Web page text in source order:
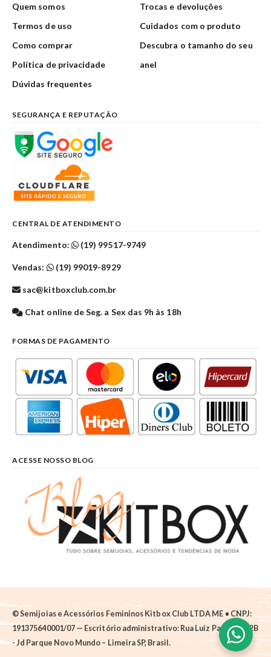
Quem somos
Termos de uso
Como comprar
Política de privacidade
Dúvidas frequentes
Trocas e devoluções
Cuidados com o produto
Descubra o tamanho do seu
anel
SEGURANÇA E REPUTAÇÃO
CENTRAL DE ATENDIMENTO
Atendimento: (19) 99517-9749
Vendas: (19) 99019-8929
sac@kitboxclub.com.br
Chat online de Seg. a Sex das 9h às 18h
FORMAS DE PAGAMENTO
ACESSE NOSSO BLOG
© Semijoias e Acessórios Femininos Kitbox Club LTDA ME • CNPJ:
191375640001/07 — Escritório administrativo: Rua Luiz Pantano, 62B
- Jd Parque Novo Mundo – Limeira SP, Brasil.